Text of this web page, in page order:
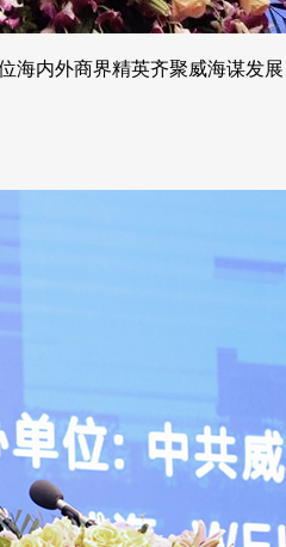
海内外商界精英齐聚威海谋发展